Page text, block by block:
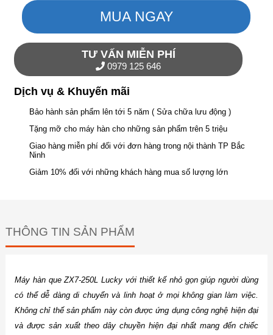
MUA NGAY
TƯ VẤN MIỄN PHÍ
0979 125 646
Dịch vụ & Khuyến mãi
Bảo hành sản phẩm lên tới 5 năm ( Sửa chữa lưu động )
Tặng mỡ cho máy hàn cho những sản phẩm trên 5 triệu
Giao hàng miễn phí đối với đơn hàng trong nội thành TP Bắc
Ninh
Giảm 10% đối với những khách hàng mua số lượng lớn
THÔNG TIN SẢN PHẨM
Máy hàn que ZX7-250L Lucky với thiết kế nhỏ gọn giúp người dùng
có thể dễ dàng di chuyển và linh hoạt ở mọi không gian làm việc.
Không chỉ thế sản phẩm này còn được ứng dụng công nghệ hiện đại
và được sản xuất theo dây chuyền hiện đại nhất mang đến chiếc